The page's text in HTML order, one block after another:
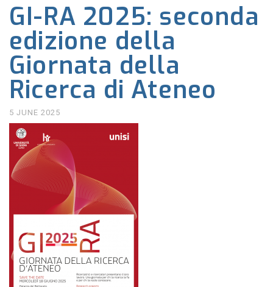
GI-RA 2025: seconda
edizione della
Giornata della
Ricerca di Ateneo
5 JUNE 2025